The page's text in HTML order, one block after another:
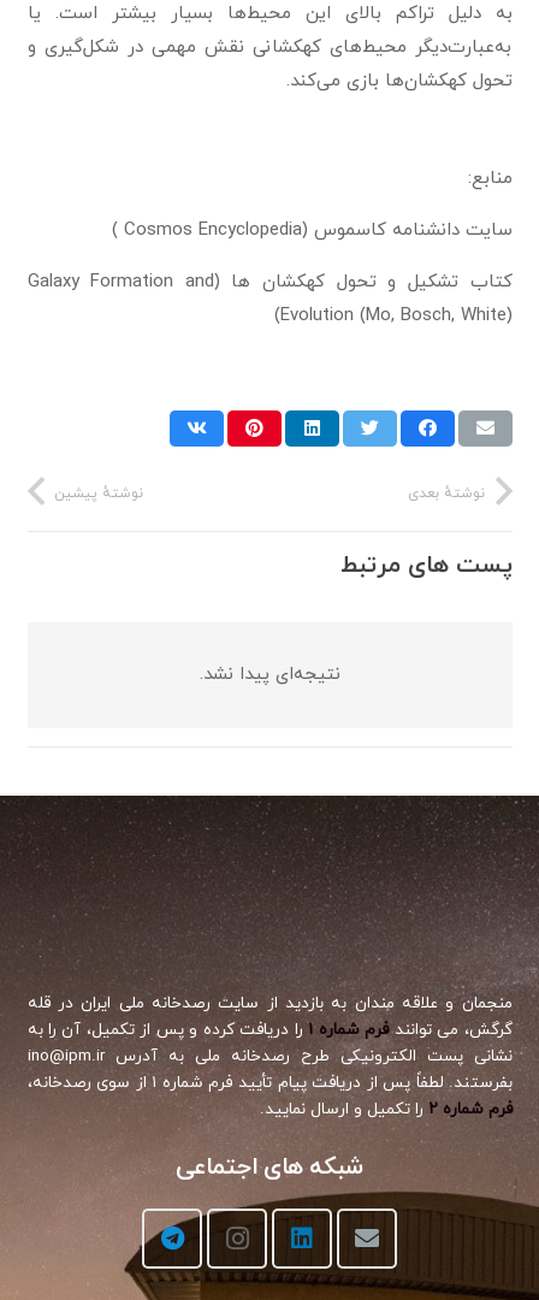
به دلیل تراکم بالای این محیط‌ها بسیار بیشتر است. یا
به‌عبارت‌دیگر محیط‌های کهکشانی نقش مهمی در شکل‌گیری و
تحول کهکشان‌ها بازی می‌کند.
منابع:
سایت دانشنامه کاسموس (Cosmos Encyclopedia )
کتاب تشکیل و تحول کهکشان ها (Galaxy Formation and
Evolution (Mo, Bosch, White))
نوشتهٔ پیشین نوشتهٔ بعدی
پست های مرتبط
نتیجه‌ای پیدا نشد.
منجمان و علاقه مندان به بازدید از سایت رصدخانه ملی ایران در قله
گرگش، می توانندفرم شماره ۱
را دریافت کرده و پس از تکمیل، آن را به
نشانی پست الکترونیکی طرح رصدخانه ملی به آدرس ino@ipm.ir
بفرستند. لطفاً پس از دریافت پیام تأیید فرم شماره ۱ از سوی رصدخانه،
فرم شماره ۲
را تکمیل و ارسال نمایید.
شبکه های اجتماعی